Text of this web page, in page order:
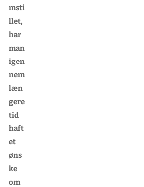
msti
llet,
har
man
igen
nem
læn
gere
tid
haft
et
øns
ke
om